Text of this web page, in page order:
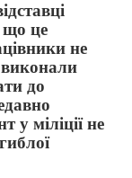
що це
не
виконали
до
у міліції не